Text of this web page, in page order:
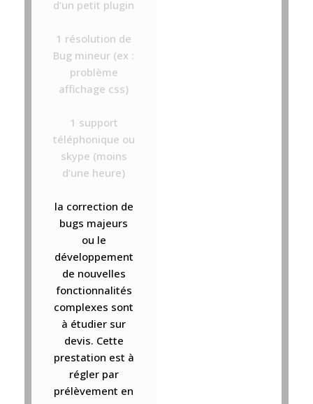
d’un petit plugin
1 résolution de
Bug mineur (ex :
problème
affichage css)
1 support
téléphonique ou
skype (moins
d’une heure)
la correction de
bugs majeurs
ou le
développement
de nouvelles
fonctionnalités
complexes sont
à étudier sur
devis. Cette
prestation est à
régler par
prélèvement en